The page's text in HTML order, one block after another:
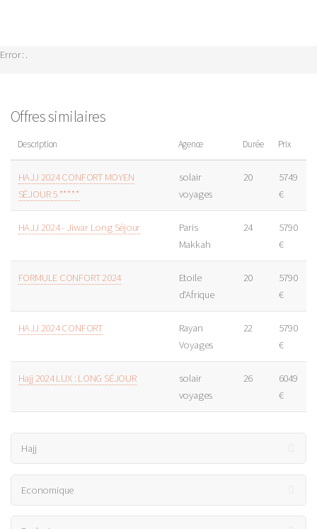
Error: .
Offres similaires
Description Agence Durée Prix
HAJJ 2024 CONFORT MOYEN
SÉJOUR 5 *****
solair
voyages
20
5749
€
HAJJ 2024 - Jiwar Long Séjour
Paris
Makkah
24
5790
€
FORMULE CONFORT 2024
Etoile
d'Afrique
20
5790
€
HAJJ 2024 CONFORT
Rayan
Voyages
22
5790
€
Hajj 2024 LUX : LONG SÉJOUR
solair
voyages
26
6049
€